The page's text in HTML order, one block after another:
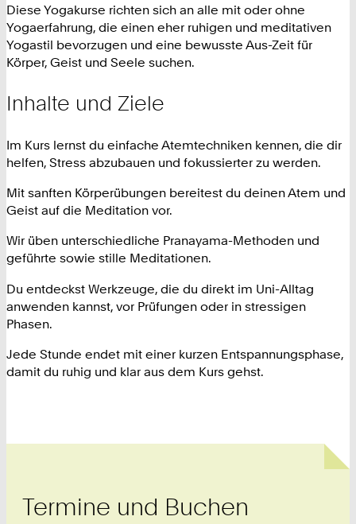
Diese Yogakurse richten sich an alle mit oder ohne
Yogaerfahrung, die einen eher ruhigen und meditativen
Yogastil bevorzugen und eine bewusste Aus-Zeit für
Körper, Geist und Seele suchen.
Inhalte und Ziele
Im Kurs lernst du einfache Atemtechniken kennen, die dir
helfen, Stress abzubauen und fokussierter zu werden.
Mit sanften Körperübungen bereitest du deinen Atem und
Geist auf die Meditation vor.
Wir üben unterschiedliche Pranayama-Methoden und
geführte sowie stille Meditationen.
Du entdeckst Werkzeuge, die du direkt im Uni-Alltag
anwenden kannst, vor Prüfungen oder in stressigen
Phasen.
Jede Stunde endet mit einer kurzen Entspannungsphase,
damit du ruhig und klar aus dem Kurs gehst.
Termine und Buchen